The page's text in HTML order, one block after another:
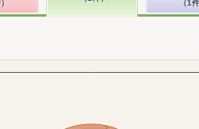
（1件